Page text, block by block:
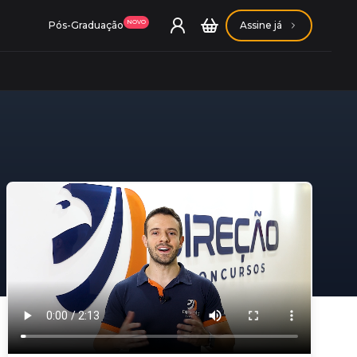
Pós-Graduação NOVO Assine já
Carlos Chagas
Conheça nossas assinaturas